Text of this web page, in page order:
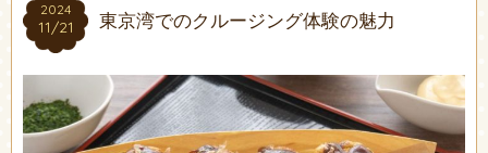
2024
11/21
2024
11/21 東京湾でのクルージング体験の魅力